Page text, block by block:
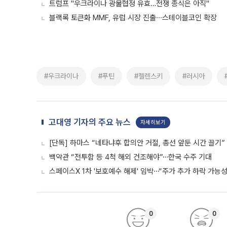
트럼프 "우크라이나 광물협정 유효…전쟁 종식은 아직"
블랙록 토큰화 MMF, 유럽 시장 진출∙∙∙스테이블코인 확장
#우크라이나 #푸틴 #젤렌스키 #러시아
고대영 기자의 주요 뉴스 자세히보기
[단독] 하마스 “네타냐후 합의안 거절, 총선 앞둔 시간 끌기”
백악관 “전투함 등 4척 해외 건조해야”⋯한국 수주 기대
스페이스X 1차 '보호예수 해제' 임박⋯“주가 추가 하락 가능
0 0